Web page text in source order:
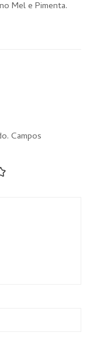
Mel e Pimenta.
Campos